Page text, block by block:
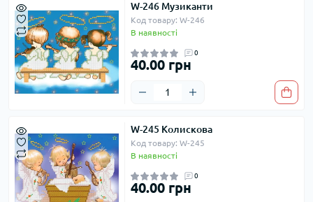
W-246 Музиканти
Код товару: W-246
В наявності
0
40.00 грн
W-245 Колискова
Код товару: W-245
В наявності
0
40.00 грн